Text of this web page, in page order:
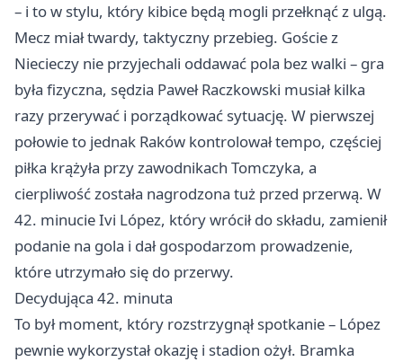
– i to w stylu, który kibice będą mogli przełknąć z ulgą.
Mecz miał twardy, taktyczny przebieg. Goście z
Niecieczy nie przyjechali oddawać pola bez walki – gra
była fizyczna, sędzia Paweł Raczkowski musiał kilka
razy przerywać i porządkować sytuację. W pierwszej
połowie to jednak Raków kontrolował tempo, częściej
piłka krążyła przy zawodnikach Tomczyka, a
cierpliwość została nagrodzona tuż przed przerwą. W
42. minucie Ivi López, który wrócił do składu, zamienił
podanie na gola i dał gospodarzom prowadzenie,
które utrzymało się do przerwy.
Decydująca 42. minuta
To był moment, który rozstrzygnął spotkanie – López
pewnie wykorzystał okazję i stadion ożył. Bramka